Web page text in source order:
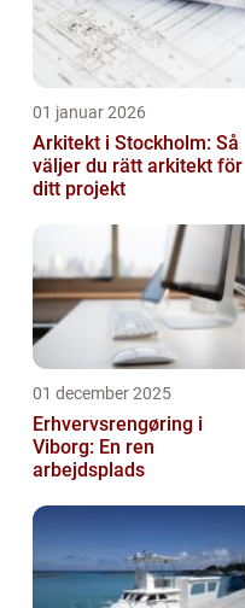
01 januar 2026
Arkitekt i Stockholm: Så
väljer du rätt arkitekt för
ditt projekt
01 december 2025
Erhvervsrengøring i
Viborg: En ren
arbejdsplads